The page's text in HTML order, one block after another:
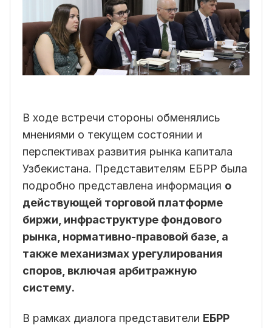
В ходе встречи стороны обменялись
мнениями о текущем состоянии и
перспективах развития рынка капитала
Узбекистана. Представителям ЕБРР была
подробно представлена информация о
действующей торговой платформе
биржи, инфраструктуре фондового
рынка, нормативно-правовой базе, а
также механизмах урегулирования
споров, включая арбитражную
систему.
В рамках диалога представители ЕБРР